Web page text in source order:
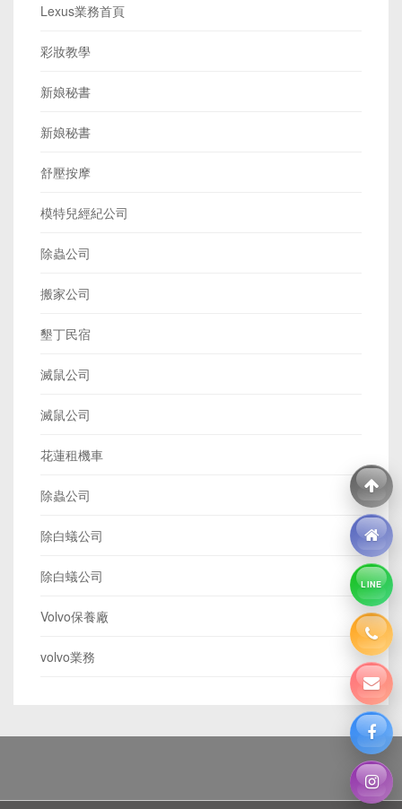
Lexus業務首頁
彩妝教學
新娘秘書
新娘秘書
舒壓按摩
模特兒經紀公司
除蟲公司
搬家公司
墾丁民宿
滅鼠公司
滅鼠公司
花蓮租機車
除蟲公司
除白蟻公司
除白蟻公司
Volvo保養廠
volvo業務
LINE